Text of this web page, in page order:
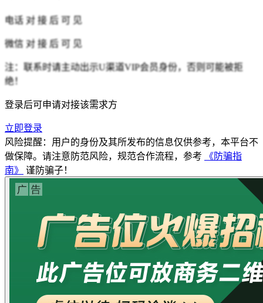
电话 对 接 后 可 见
微信 对 接 后 可 见
注：联系时请主动出示U渠道VIP会员身份，否则可能被拒
绝！
登录后可申请对接该需求方
立即登录
风险提醒：用户的身份及其所发布的信息仅供参考，本平台不
做保障。请注意防范风险，规范合作流程，参考
《防骗指
南》
谨防骗子！